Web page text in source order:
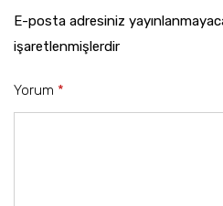
E-posta adresiniz
işaretlenmişlerdir
Yorum *